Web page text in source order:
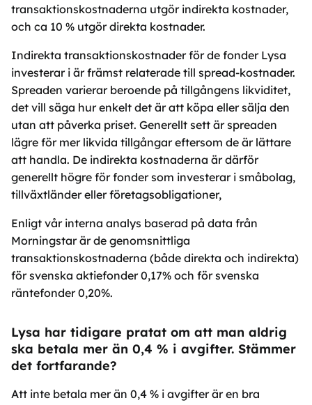
transaktionskostnaderna utgör indirekta kostnader,
och ca 10 % utgör direkta kostnader.
Indirekta transaktionskostnader för de fonder Lysa
investerar i är främst relaterade till spread-kostnader.
Spreaden varierar beroende på tillgångens likviditet,
det vill säga hur enkelt det är att köpa eller sälja den
utan att påverka priset. Generellt sett är spreaden
lägre för mer likvida tillgångar eftersom de är lättare
att handla. De indirekta kostnaderna är därför
generellt högre för fonder som investerar i småbolag,
tillväxtländer eller företagsobligationer,
Enligt vår interna analys baserad på data från
Morningstar är de genomsnittliga
transaktionskostnaderna (både direkta och indirekta)
för svenska aktiefonder 0,17% och för svenska
räntefonder 0,20%.
Lysa har tidigare pratat om att man aldrig
ska betala mer än 0,4 % i avgifter. Stämmer
det fortfarande?
Att inte betala mer än 0,4 % i avgifter är en bra